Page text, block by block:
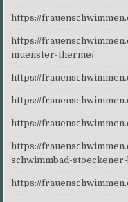
https://
https://
muenster-therme/
https://
https://
https://
https://
schwimmbad-
https://